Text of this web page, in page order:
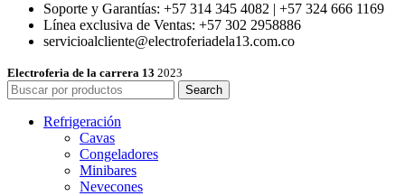
Soporte y Garantías: +57 314 345 4082 | +57 324 666 1169
Línea exclusiva de Ventas: +57 302 2958886
servicioalcliente@electroferiadela13.com.co
Electroferia de la carrera 13 2023
Search
Refrigeración
Cavas
Congeladores
Minibares
Nevecones